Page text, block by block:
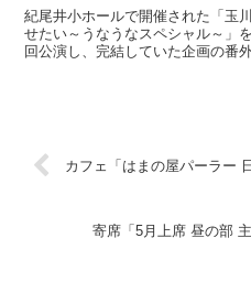
紀尾井小ホールで開催された「玉
せたい～うなうなスペシャル～」
回公演し、完結していた企画の番
カフェ「はまの屋パーラー
寄席「5月上席 昼の部